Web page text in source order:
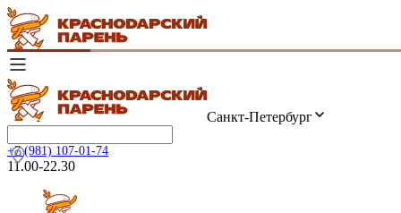
Санкт-Петербург
+7 (981) 107-01-74
11.00-22.30